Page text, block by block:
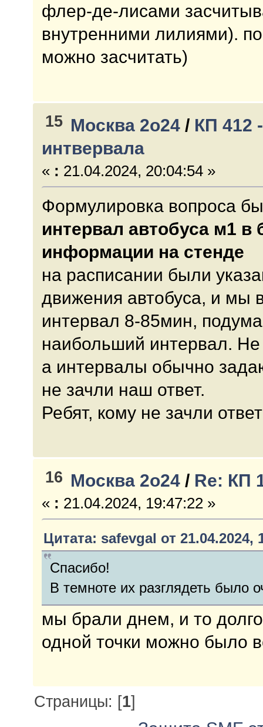
флер-де-лисами
внутренними лилиями).
можно засчитать)
15 Москва 2о24 / КП 412
интвервала
« : 21.04.2024, 20:04:54 »
Формулировка вопроса
интервал автобуса м1 в
информации на стенде
на расписании были
движения автобуса, и мы
интервал 8-85мин,
наибольший интервал.
а интервалы обычно
не зачли наш ответ.
Ребят, кому не зачли
16 Москва 2о24 / Re: КП
« : 21.04.2024, 19:47:22 »
Цитата: safevgal от 21.04.2024,
Спасибо!
В темноте их разглядеть было
мы брали днем, и то
одной точки можно было
Страницы: [1]